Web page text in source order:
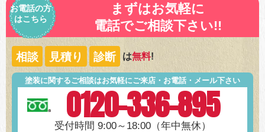
お電話の方
はこちら
まずはお気軽に
電話でご相談下さい!!
相談 見積り 診断 は無料!
塗装に関するご相談はお気軽にご来店・お電話・メール下さい
0120-336-895
受付時間 9:00～18:00（年中無休）